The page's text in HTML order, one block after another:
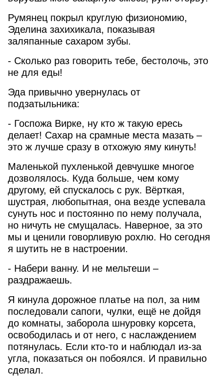
Войти
Регистрация
Ваш вопрос:
соглашением.Подробнее
обработку персональных данных.
Подробнее
Румянец покрыл круглую физиономию,
Эделина захихикала, показывая
заляпанные сахаром зубы.
- Сколько раз говорить тебе, бестолочь, это
не для еды!
Эда привычно увернулась от
подзатыльника:
- Госпожа Вирке, ну кто ж такую ересь
делает! Сахар на срамные места мазать –
это ж лучше сразу в отхожую яму кинуть!
Маленькой пухленькой девчушке многое
дозволялось. Куда больше, чем кому
другому, ей спускалось с рук. Вёрткая,
шустрая, любопытная, она везде успевала
сунуть нос и постоянно по нему получала,
но ничуть не смущалась. Наверное, за это
мы и ценили говорливую рохлю. Но сегодня
я шутить не в настроении.
- Набери ванну. И не мельтеши –
раздражаешь.
Я кинула дорожное платье на пол, за ним
последовали сапоги, чулки, ещё не дойдя
до комнаты, заборола шнуровку корсета,
освободилась и от него, с наслаждением
потянулась. Если кто-то и наблюдал из-за
угла, показаться он побоялся. И правильно
сделал.